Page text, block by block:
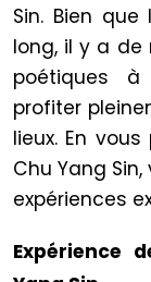
Sin. Bien
long, il y a
poétiques
profiter
lieux. En
Chu Yang
expériences
Expérience